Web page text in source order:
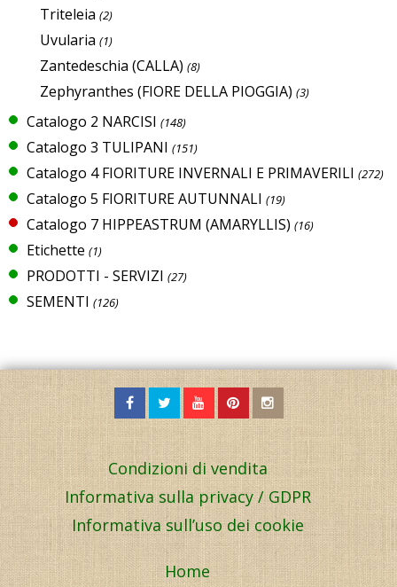
Triteleia (2)
Uvularia (1)
Zantedeschia (CALLA) (8)
Zephyranthes (FIORE DELLA PIOGGIA) (3)
Catalogo 2 NARCISI (148)
Catalogo 3 TULIPANI (151)
Catalogo 4 FIORITURE INVERNALI E PRIMAVERILI (272)
Catalogo 5 FIORITURE AUTUNNALI (19)
Catalogo 7 HIPPEASTRUM (AMARYLLIS) (16)
Etichette (1)
PRODOTTI - SERVIZI (27)
SEMENTI (126)
Condizioni di vendita
Informativa sulla privacy / GDPR
Informativa sull’uso dei cookie
Home